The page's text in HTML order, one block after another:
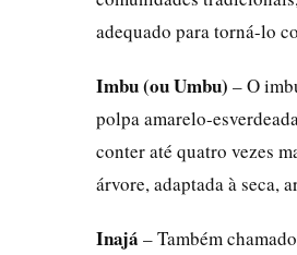
adequado para torná-lo
Imbu (ou Umbu) – O
polpa amarelo-
conter até quatro vezes
árvore, adaptada à seca,
Inajá – Também